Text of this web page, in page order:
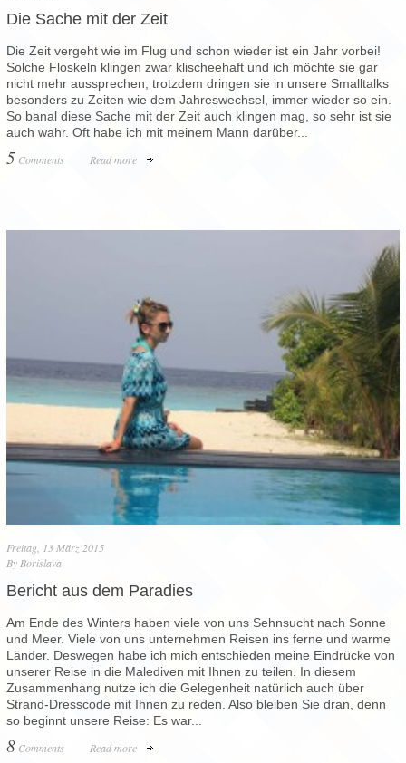
Die Sache mit der Zeit
Die Zeit vergeht wie im Flug und schon wieder ist ein Jahr vorbei!
Solche Floskeln klingen zwar klischeehaft und ich möchte sie gar
nicht mehr aussprechen, trotzdem dringen sie in unsere Smalltalks
besonders zu Zeiten wie dem Jahreswechsel, immer wieder so ein.
So banal diese Sache mit der Zeit auch klingen mag, so sehr ist sie
auch wahr. Oft habe ich mit meinem Mann darüber...
5 Comments Read more
Freitag, 13 März 2015
By Borislava
Bericht aus dem Paradies
Am Ende des Winters haben viele von uns Sehnsucht nach Sonne
und Meer. Viele von uns unternehmen Reisen ins ferne und warme
Länder. Deswegen habe ich mich entschieden meine Eindrücke von
unserer Reise in die Malediven mit Ihnen zu teilen. In diesem
Zusammenhang nutze ich die Gelegenheit natürlich auch über
Strand-Dresscode mit Ihnen zu reden. Also bleiben Sie dran, denn
so beginnt unsere Reise: Es war...
8 Comments Read more